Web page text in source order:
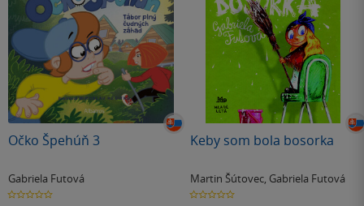
Očko Špehúň 3
Gabriela Futová
0.0
z
Keby som bola bosorka
Martin Šútovec, Gabriela Futová
0.0
z